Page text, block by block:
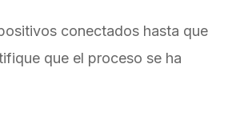
conectados hasta que
que el proceso se ha